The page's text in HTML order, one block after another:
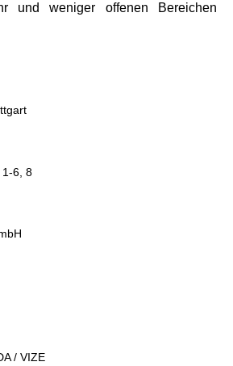
und weniger offenen Bereichen
1-6, 8
/ VIZE